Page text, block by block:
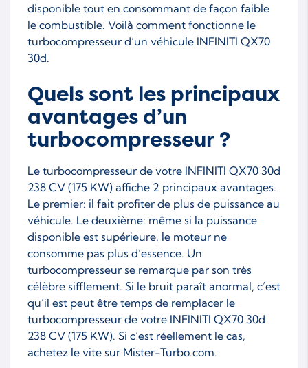
disponible tout en consommant de façon faible
le combustible. Voilà comment fonctionne le
turbocompresseur d’un véhicule INFINITI QX70
30d.
Quels sont les principaux
avantages d’un
turbocompresseur ?
Le turbocompresseur de votre INFINITI QX70 30d
238 CV (175 KW) affiche 2 principaux avantages.
Le premier: il fait profiter de plus de puissance au
véhicule. Le deuxième: même si la puissance
disponible est supérieure, le moteur ne
consomme pas plus d’essence. Un
turbocompresseur se remarque par son très
célèbre sifflement. Si le bruit paraît anormal, c’est
qu’il est peut être temps de remplacer le
turbocompresseur de votre INFINITI QX70 30d
238 CV (175 KW). Si c’est réellement le cas,
achetez le vite sur Mister-Turbo.com.